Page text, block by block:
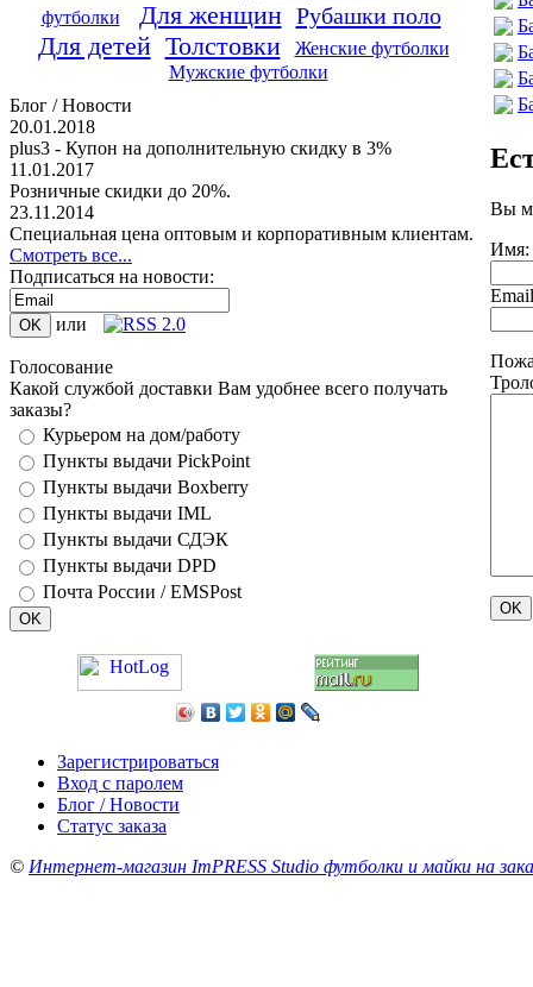
футболки
Для женщин Рубашки поло
Для детей Толстовки
Женские футболки
Мужские футболки
Блог / Новости
20.01.2018
plus3 - Купон на дополнительную скидку в 3%
11.01.2017
Розничные скидки до 20%.
23.11.2014
Специальная цена оптовым и корпоративным клиентам.
Смотреть все...
Подписаться на новости:
или
Голосование
Какой службой доставки Вам удобнее всего получать
заказы?
Курьером на дом/работу
Пункты выдачи PickPoint
Пункты выдачи Boxberry
Пункты выдачи IML
Пункты выдачи СДЭК
Пункты выдачи DPD
Почта России / EMSPost
Вы
Имя:
Email
Зарегистрироваться
Вход с паролем
Блог / Новости
Статус заказа
© Интернет-магазин ImPRESS Studio футболки и майки на